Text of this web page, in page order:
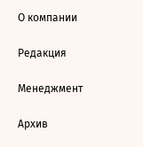
О компании
Редакция
Менеджмент
Архив